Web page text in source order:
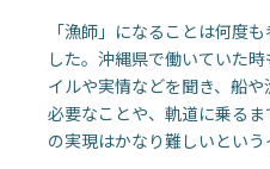
「漁師」になることは何度
した。沖縄県で働いていた
イルや実情などを聞き、船
必要なことや、軌道に乗る
の実現はかなり難しいという